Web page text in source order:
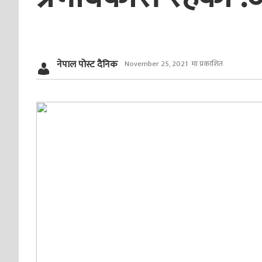
नेपाल पोस्ट दैनिक November 25, 2021 मा प्रकाशित